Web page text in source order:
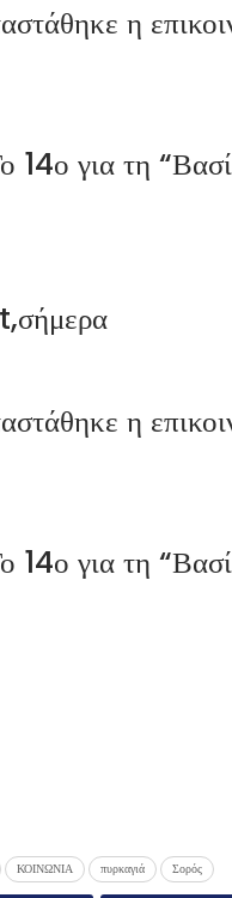
η
για τη
η
για τη
ΚΟΙΝΩΝΙΑ πυρκαγιά Σορός